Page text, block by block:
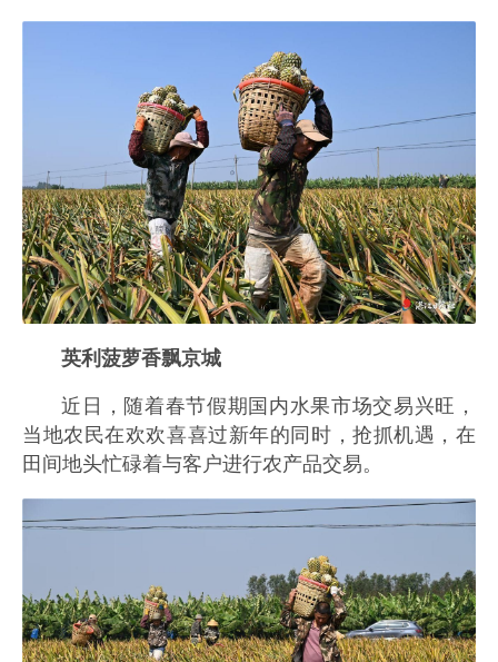
英利菠萝香飘京城
近日，随着春节假期国内水果市场交易兴旺，
当地农民在欢欢喜喜过新年的同时，抢抓机遇，在
田间地头忙碌着与客户进行农产品交易。